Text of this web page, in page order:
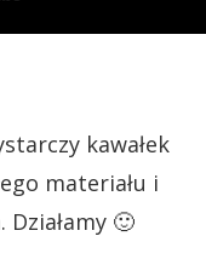
kawałek
materiału i
🙂